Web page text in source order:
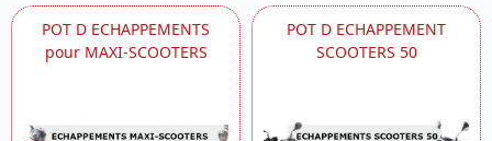
POT D ECHAPPEMENTS
pour MAXI-SCOOTERS
POT D ECHAPPEMENT
SCOOTERS 50